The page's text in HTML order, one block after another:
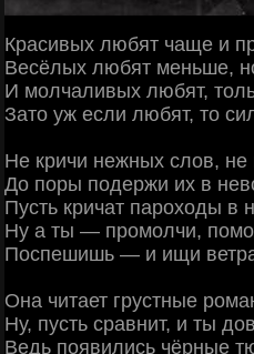
Красивых любят чаще и
Весёлых любят меньше,
И молчаливых любят,
Зато уж если любят, то
Не кричи нежных слов, не
До поры подержи их в
Пусть кричат пароходы в
Ну а ты — промолчи,
Поспешишь — и ищи
Она читает грустные
Ну, пусть сравнит, и ты
Ведь появились чёрные